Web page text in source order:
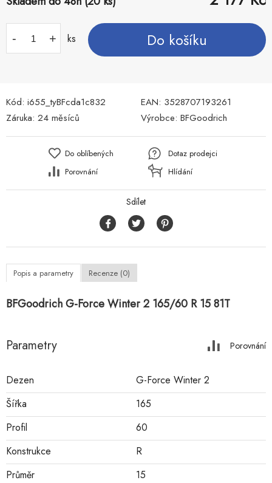
- + ks Do košíku
Kód: i655_tyBFcda1c832 EAN: 3528707193261
Záruka: 24 měsíců Výrobce: BFGoodrich
Do oblíbených
Porovnání
Dotaz prodejci
Hlídání
Sdílet
Popis a parametry Recenze (0)
BFGoodrich G-Force Winter 2 165/60 R 15 81T
Parametry Porovnání
Dezen
G-Force Winter 2
Šířka
165
Profil
60
Konstrukce
R
Průměr
15